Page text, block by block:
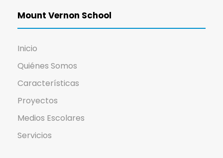
Mount Vernon School
Inicio
Quiénes Somos
Características
Proyectos
Medios Escolares
Servicios